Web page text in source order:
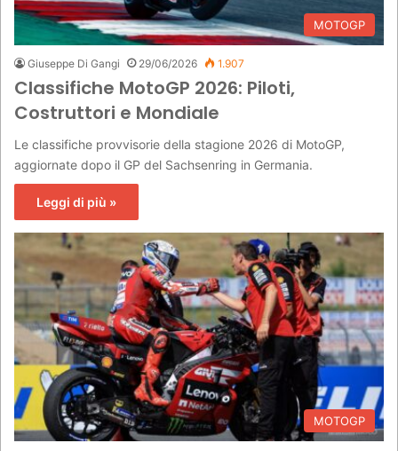
MOTOGP
Giuseppe Di Gangi 29/06/2026 1.907
Classifiche MotoGP 2026: Piloti,
Costruttori e Mondiale
Le classifiche provvisorie della stagione 2026 di MotoGP,
aggiornate dopo il GP del Sachsenring in Germania.
Leggi di più »
MOTOGP